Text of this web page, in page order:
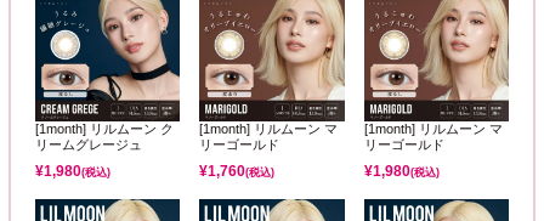
[1month] リルムーン ク
リームグレージュ
¥1,980(税込)
[1month] リルムーン マ
リーゴールド
¥1,760(税込)
[1month] リルムーン マ
リーゴールド
¥1,980(税込)